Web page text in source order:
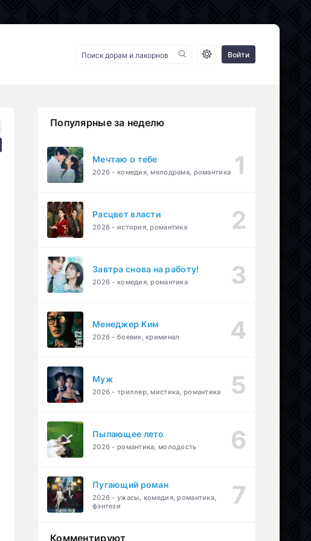
Войти
Популярные за неделю
Мечтаю о тебе
2026 - комедия, мелодрама, романтика
Расцвет власти
2026 - история, романтика
Завтра снова на работу!
2026 - комедия, романтика
Менеджер Ким
2026 - боевик, криминал
Муж
2026 - триллер, мистика, романтика
Пылающее лето
2026 - романтика, молодость
Пугающий роман
2026 - ужасы, комедия, романтика,
фэнтези
Комментируют